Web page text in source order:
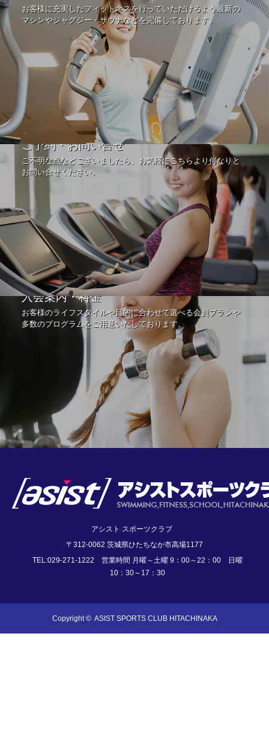
お客様に充実したフィットネスを行っていただけるよう最新の
マシンやジャグジー・サウナなどを完備しております。
ご予約・お問い合せ
ご不明な点などございましたら、お気軽にこちらより何なりと
お問い合せください。
入会案内・料金
お客様のライフスタイルや目的に合わせて選べる会員プランや
多数のプログラムをご用意いたしております。
アシスト スポーツクラブ
〒312-0062 茨城県ひたちなか市高場1177
TEL:029-271-1222 営業時間 月曜～土曜 9：00～22：00 日曜
10：30～17：30
Copyright © ASIST SPORTS CLUB HITACHINAKA